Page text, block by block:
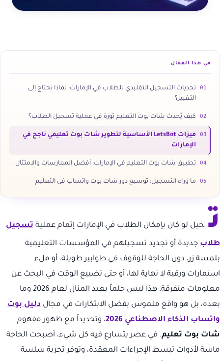
في هذا المقال
01
تحديات التسجيل التقليدي للطلاب في الإمارات: لماذا نحتاج إلى
التغيير؟
02 كيف يُحدث شات بوت التعليم ثورة في عملية تسجيل الطلاب؟
03
ميزات LetsBot الأساسية لتطوير شات بوت تعليمي ناجح في
الإمارات
04 تطبيق شات بوت التعليم في الإمارات: أفضل الممارسات والامتثال
05 ما وراء التسجيل: توسيع دور شات بوت واتساب في التعليم
ت خيل لو كان بإمكان الطلاب في الإمارات إتمام عملية تسجيل
طلاب جديدة أو تجديد تسجيلهم في المؤسسات التعليمية
بلمسة زر، دون الحاجة للوقوف في طوابير طويلة، أو ملء
استمارات ورقية لا نهاية لها، أو حتى تضييع الوقت في البحث عن
معلومات متفرقة. هذا ليس حلماً بعيد المنال لعام 2026 وما
بعده، بل هو واقع ملموس بفضل الابتكارات في مجال دليل بوت
واتساب الذكاء الاصطناعي 2026
، وتحديداً مع ظهور مفهوم
شات بوت تعليم. في عصر يتسارع فيه كل شيء، أصبحت الحاجة
ماسة لأدوات تبسط الإجراءات المعقدة، وتوفر تجربة سلسة